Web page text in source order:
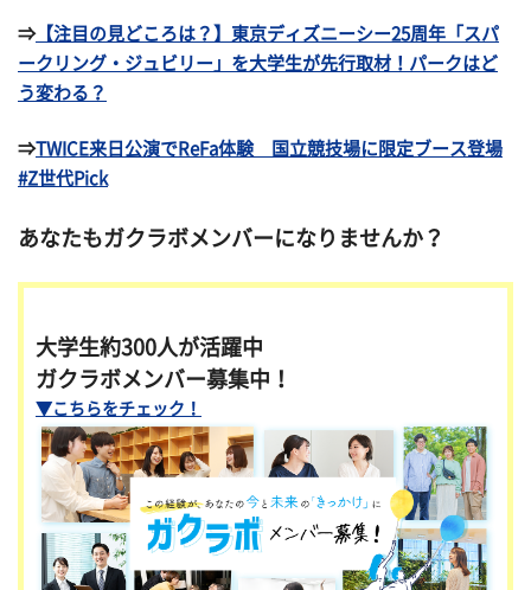
⇒【注目の見どころは？】東京ディズニーシー25周年「スパ
ークリング・ジュビリー」を大学生が先行取材！パークはど
う変わる？
⇒TWICE来日公演でReFa体験 国立競技場に限定ブース登場
#Z世代Pick
あなたもガクラボメンバーになりませんか？
大学生約300人が活躍中
ガクラボメンバー募集中！
▼こちらをチェック！